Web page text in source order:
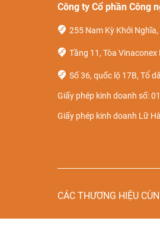
Công ty Cổ phần Công
255 Nam Kỳ Khởi
Tầng 11, Tòa
Số 36, quốc lộ 17B, Tổ
Giấy phép kinh doanh số:
Giấy phép kinh doanh Lữ
CÁC THƯƠNG HIỆU